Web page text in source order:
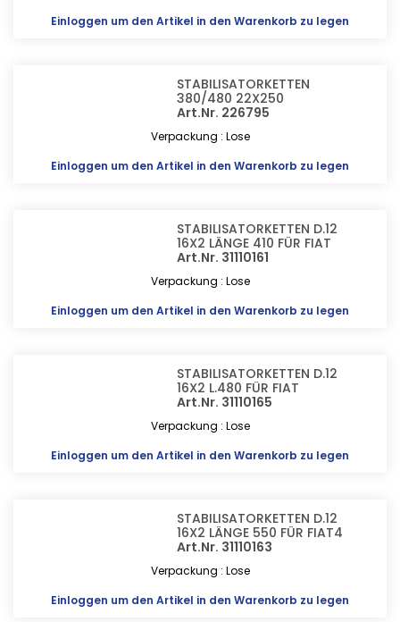
Einloggen um den Artikel in den Warenkorb zu legen
STABILISATORKETTEN
380/480 22X250
Art.Nr. 226795
Verpackung : Lose
Einloggen um den Artikel in den Warenkorb zu legen
STABILISATORKETTEN D.12
16X2 LÄNGE 410 FÜR FIAT
Art.Nr. 31110161
Verpackung : Lose
Einloggen um den Artikel in den Warenkorb zu legen
STABILISATORKETTEN D.12
16X2 L.480 FÜR FIAT
Art.Nr. 31110165
Verpackung : Lose
Einloggen um den Artikel in den Warenkorb zu legen
STABILISATORKETTEN D.12
16X2 LÄNGE 550 FÜR FIAT4
Art.Nr. 31110163
Verpackung : Lose
Einloggen um den Artikel in den Warenkorb zu legen